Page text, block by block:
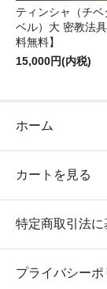
ティンシャ（チベ
ベル）大 密教法
料無料】
15,000円(内税)
ホーム
カートを見る
特定商取引法
プライバシーポ